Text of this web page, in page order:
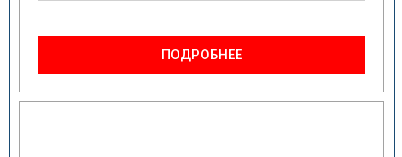
ПОДРОБНЕЕ